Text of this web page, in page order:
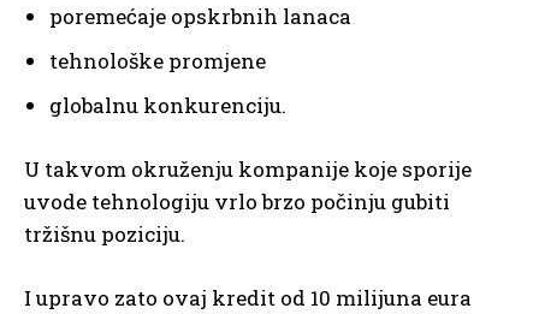
poremećaje opskrbnih lanaca
tehnološke promjene
globalnu konkurenciju.
U takvom okruženju kompanije koje sporije
uvode tehnologiju vrlo brzo počinju gubiti
tržišnu poziciju.
I upravo zato ovaj kredit od 10 milijuna eura